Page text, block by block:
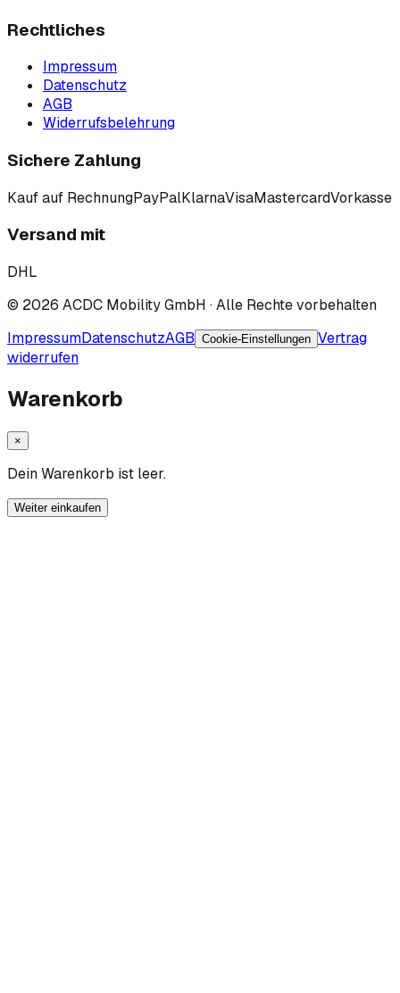
Rechtliches
Impressum
Datenschutz
AGB
Widerrufsbelehrung
Sichere Zahlung
Kauf auf RechnungPayPalKlarnaVisaMastercardVorkasse
Versand mit
DHL
© 2026 ACDC Mobility GmbH · Alle Rechte vorbehalten
ImpressumDatenschutzAGB Cookie-Einstellungen Vertrag
widerrufen
Warenkorb
×
Dein Warenkorb ist leer.
Weiter einkaufen